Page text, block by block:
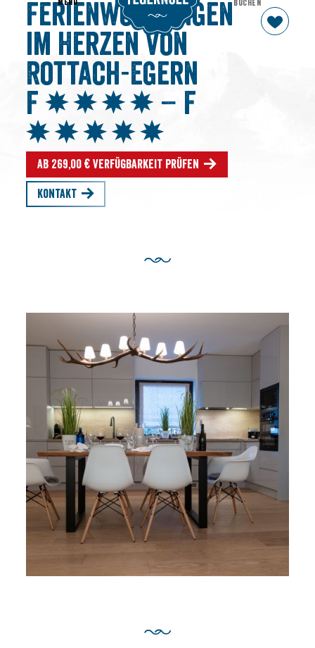
Ferienwohnungen
im Herzen von
Rottach-Egern
F
– F
Ab 269,00 € Verfügbarkeit prüfen
Kontakt
MENU BUCHEN